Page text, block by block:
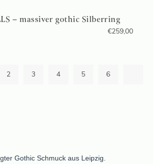
– massiver gothic Silberring
€259,00
2 3 4 5 6
Gothic Schmuck aus Leipzig.